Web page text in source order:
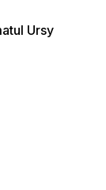
Ursy